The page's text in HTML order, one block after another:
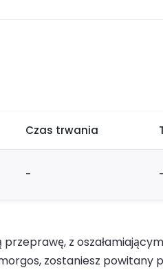
Czas trwania
- -
z
zostaniesz powitany